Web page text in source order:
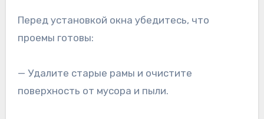
Перед установкой окна убедитесь, что
проемы готовы:
— Удалите старые рамы и очистите
поверхность от мусора и пыли.